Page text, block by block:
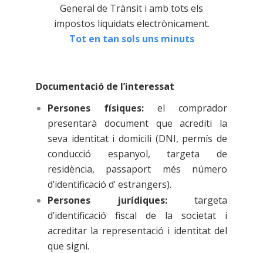
General de Trànsit i amb tots els
impostos liquidats electrònicament.
Tot en tan sols uns minuts
Documentació de l’interessat
Persones físiques:el comprador
presentarà document que acrediti la
seva identitat i domicili (DNI, permís de
conducció espanyol, targeta de
residència, passaport més número
d’identificació d’ estrangers).
Persones jurídiques: targeta
d’identificació fiscal de la societat i
acreditar la representació i identitat del
que signi.